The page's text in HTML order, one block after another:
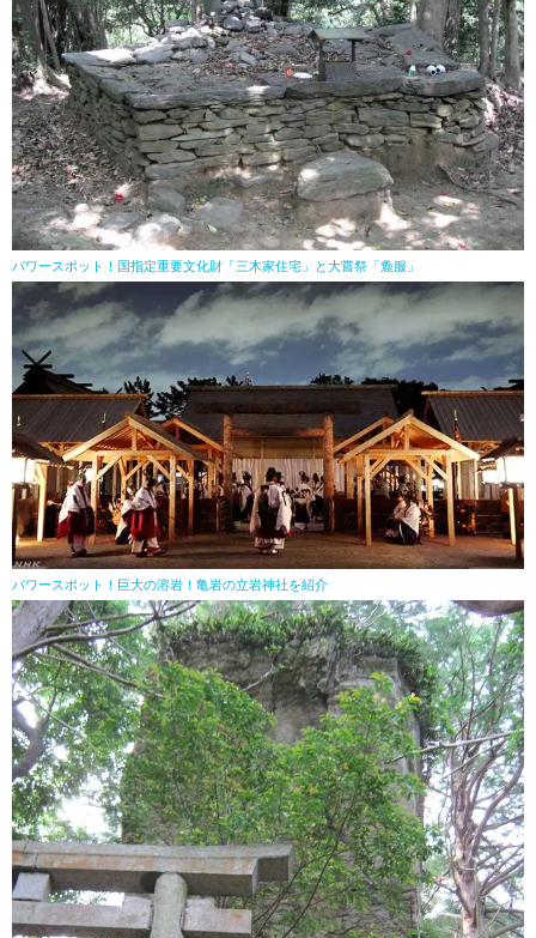
パワースポット！国指定重要文化財「三木家住宅」と大嘗祭「麁服」
パワースポット！巨大の溶岩！亀岩の立岩神社を紹介